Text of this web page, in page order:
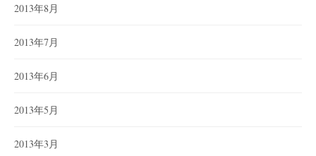
2013年8月
2013年7月
2013年6月
2013年5月
2013年3月